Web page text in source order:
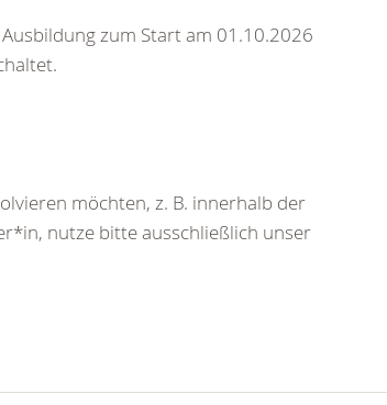
zum Start am 01.10.2026
möchten, z. B. innerhalb der
nutze bitte ausschließlich unser